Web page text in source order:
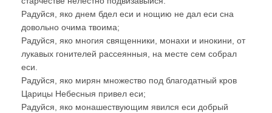
Радуйся, яко днем бдел еси и нощию не дал еси сна
довольно очима твоима;
Радуйся, яко многия священники, монахи и инокини, от
лукавых гонителей рассеянныя, на месте сем собрал
еси.
Радуйся, яко мирян множество под благодатный кров
Царицы Небесныя привел еси;
Радуйся, яко монашествующим явился еси добрый